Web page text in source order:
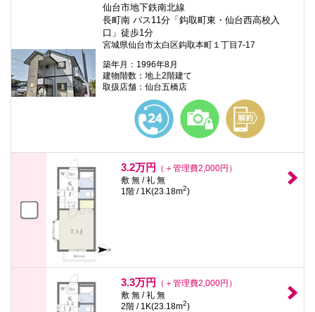
仙台市地下鉄南北線
長町南 バス11分「鈎取町東・仙台西高校入
口」徒歩1分
宮城県仙台市太白区鈎取本町１丁目7-17
築年月：1996年8月
建物階数：地上2階建て
取扱店舗：仙台五橋店
3.2万円
（＋管理費2,000円）
敷 無 / 礼 無
1階 / 1K(23.18m2)
3.3万円
（＋管理費2,000円）
敷 無 / 礼 無
2階 / 1K(23.18m2)